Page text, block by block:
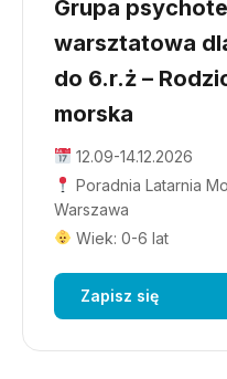
Grupa
warsztatowa
do 6.r.ż –
morska
12.09-14.12.2026
Poradnia Latarnia
Warszawa
Wiek: 0-6 lat
Zapisz się